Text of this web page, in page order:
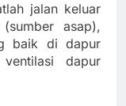
jalan keluar
asap),
baik di dapur
dapur